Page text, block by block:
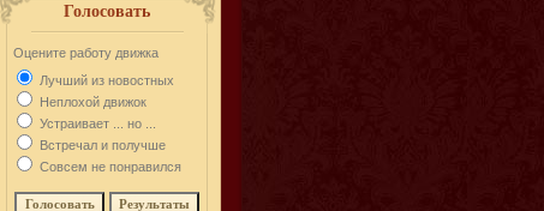
Голосовать
Оцените работу движка
Лучший из новостных
Неплохой движок
Устраивает ... но ...
Встречал и получше
Совсем не понравился